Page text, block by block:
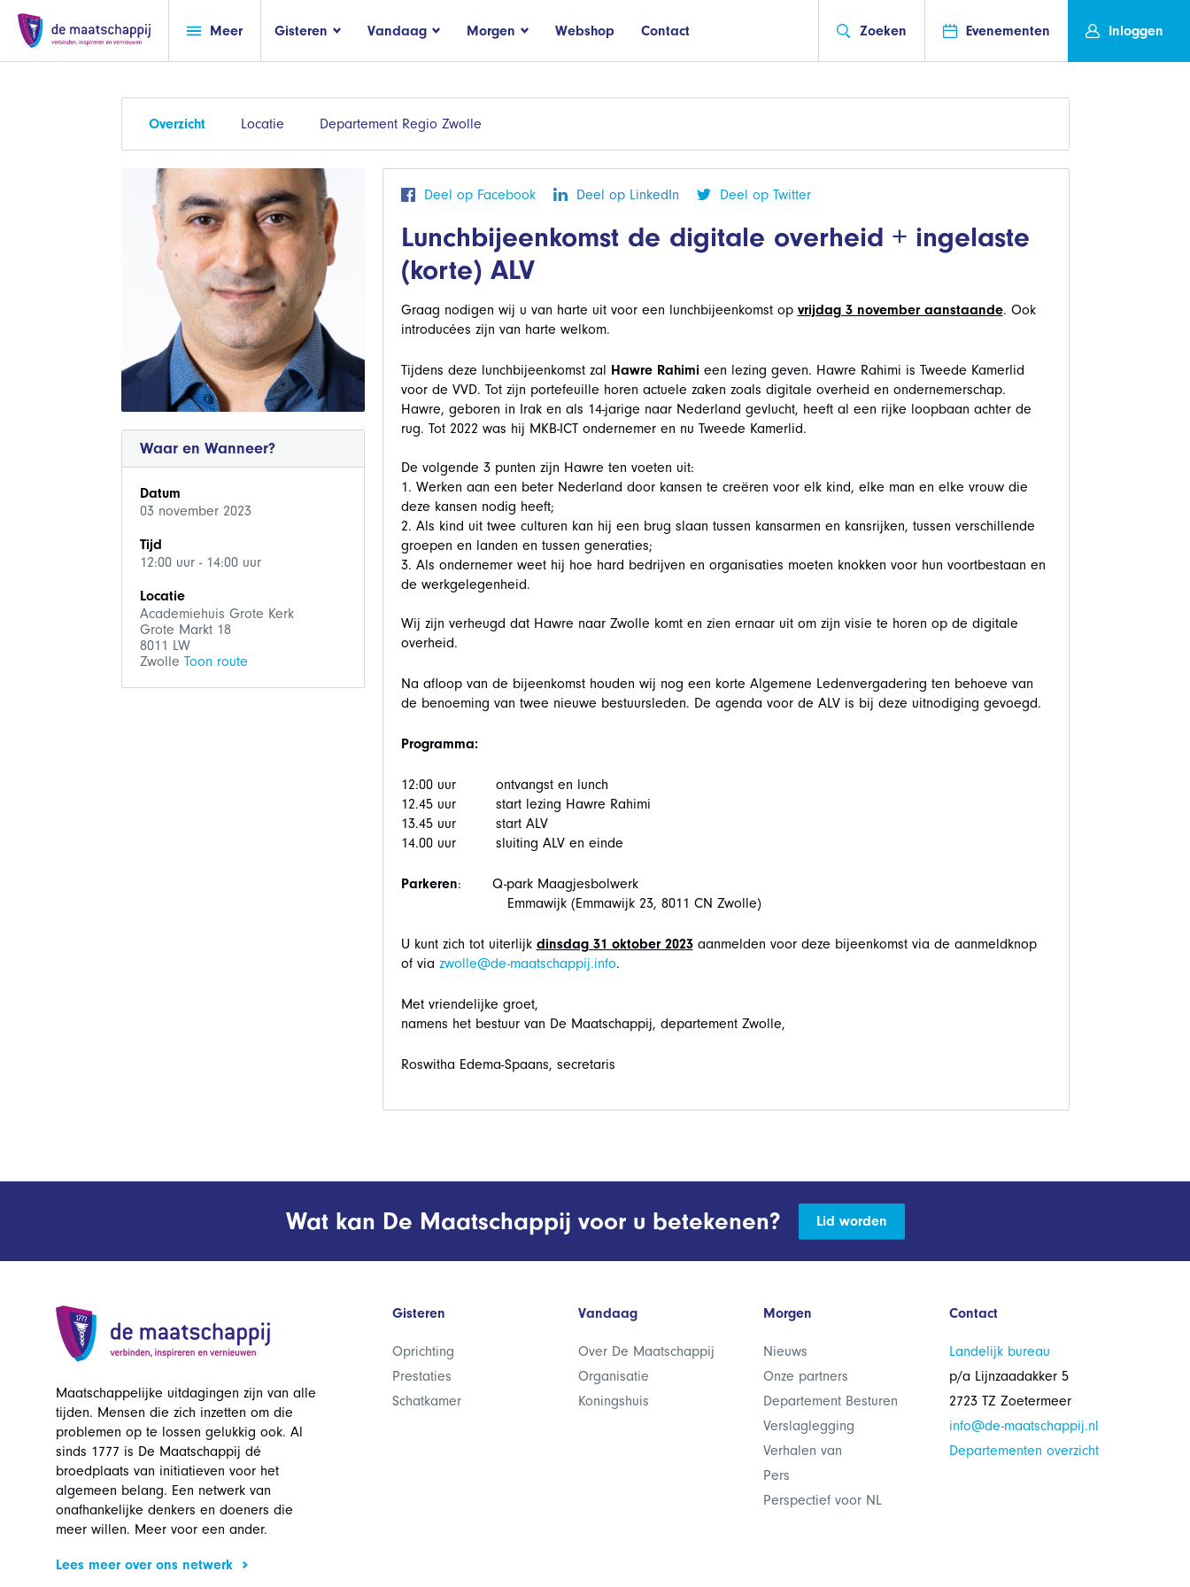
Meer Gisteren Vandaag Morgen Webshop Contact Zoeken Evenementen Inloggen
Overzicht Locatie Departement Regio Zwolle
Waar en Wanneer?
Datum
03 november 2023
Tijd
12:00 uur - 14:00 uur
Locatie
Academiehuis Grote Kerk
Grote Markt 18
8011 LW
Zwolle Toon route
Deel op Facebook Deel op LinkedIn Deel op Twitter
Lunchbijeenkomst de digitale overheid + ingelaste
(korte) ALV
Graag nodigen wij u van harte uit voor een lunchbijeenkomst op vrijdag 3 november aanstaande. Ook
introducées zijn van harte welkom.
Tijdens deze lunchbijeenkomst zal Hawre Rahimi een lezing geven. Hawre Rahimi is Tweede Kamerlid
voor de VVD. Tot zijn portefeuille horen actuele zaken zoals digitale overheid en ondernemerschap.
Hawre, geboren in Irak en als 14-jarige naar Nederland gevlucht, heeft al een rijke loopbaan achter de
rug. Tot 2022 was hij MKB-ICT ondernemer en nu Tweede Kamerlid.
De volgende 3 punten zijn Hawre ten voeten uit:
1. Werken aan een beter Nederland door kansen te creëren voor elk kind, elke man en elke vrouw die
deze kansen nodig heeft;
2. Als kind uit twee culturen kan hij een brug slaan tussen kansarmen en kansrijken, tussen verschillende
groepen en landen en tussen generaties;
3. Als ondernemer weet hij hoe hard bedrijven en organisaties moeten knokken voor hun voortbestaan en
de werkgelegenheid.
Wij zijn verheugd dat Hawre naar Zwolle komt en zien ernaar uit om zijn visie te horen op de digitale
overheid.
Na afloop van de bijeenkomst houden wij nog een korte Algemene Ledenvergadering ten behoeve van
de benoeming van twee nieuwe bestuursleden. De agenda voor de ALV is bij deze uitnodiging gevoegd.
Programma:
12:00 uur ontvangst en lunch
12.45 uur start lezing Hawre Rahimi
13.45 uur start ALV
14.00 uur sluiting ALV en einde
Parkeren: Q-park Maagjesbolwerk
Emmawijk (Emmawijk 23, 8011 CN Zwolle)
U kunt zich tot uiterlijk dinsdag 31 oktober 2023aanmelden voor deze bijeenkomst via de aanmeldknop
of via zwolle@de-maatschappij.info.
Met vriendelijke groet,
namens het bestuur van De Maatschappij, departement Zwolle,
Roswitha Edema-Spaans, secretaris
Wat kan De Maatschappij voor u betekenen? Lid worden
Maatschappelijke uitdagingen zijn van alle
tijden. Mensen die zich inzetten om die
problemen op te lossen gelukkig ook. Al
sinds 1777 is De Maatschappij dé
broedplaats van initiatieven voor het
algemeen belang. Een netwerk van
onafhankelijke denkers en doeners die
meer willen. Meer voor een ander.
Lees meer over ons netwerk
Gisteren
Oprichting
Prestaties
Schatkamer
Vandaag
Over De Maatschappij
Organisatie
Koningshuis
Morgen
Nieuws
Onze partners
Departement Besturen
Verslaglegging
Verhalen van
Pers
Perspectief voor NL
Contact
Landelijk bureau
p/a Lijnzaadakker 5
2723 TZ Zoetermeer
info@de-maatschappij.nl
Departementen overzicht